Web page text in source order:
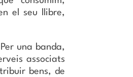
el seu llibre,
una banda,
associats
bens, de